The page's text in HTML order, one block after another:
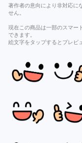
著作者の意向により非対応に
せん。
現在この商品は一部のスマー
できます。
絵文字をタップするとプレビ